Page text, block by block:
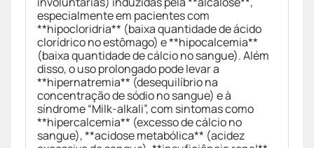
especialmente em pacientes com
**hipocloridria** (baixa quantidade de ácido
clorídrico no estômago) e **hipocalcemia**
(baixa quantidade de cálcio no sangue). Além
disso, o uso prolongado pode levar a
**hipernatremia** (desequilíbrio na
concentração de sódio no sangue) e à
síndrome “Milk-alkali”, com sintomas como
**hipercalcemia** (excesso de cálcio no
sangue), **acidose metabólica** (acidez